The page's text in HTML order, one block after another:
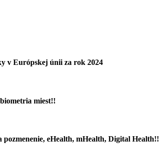
v Európskej únii za rok 2024
miest!!
pozmenenie, eHealth, mHealth, Digital Health!!